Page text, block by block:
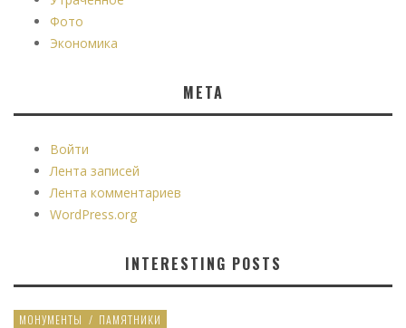
Фото
Экономика
МЕТА
Войти
Лента записей
Лента комментариев
WordPress.org
INTERESTING POSTS
МОНУМЕНТЫ / ПАМЯТНИКИ